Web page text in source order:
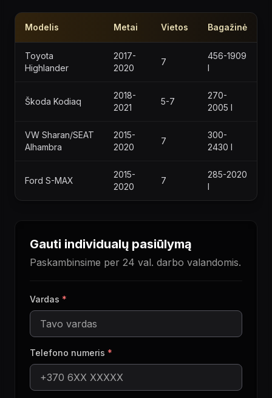
Modelis Metai Vietos Bagažinė
Toyota
Highlander
2017-
2020
7
456-1909
l
Škoda Kodiaq
2018-
2021
5-7
270-
2005 l
VW Sharan/SEAT
Alhambra
2015-
2020
7
300-
2430 l
Ford S-MAX
2015-
2020
7
285-2020
l
Gauti individualų pasiūlymą
Paskambinsime per 24 val. darbo valandomis.
Vardas *
Telefono numeris *